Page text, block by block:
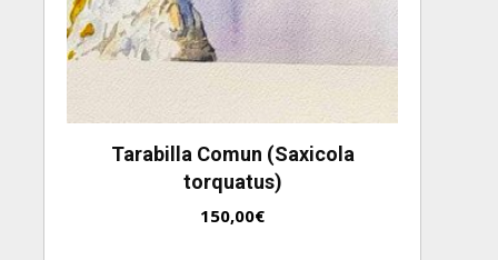
Tarabilla Comun (Saxicola
torquatus)
150,00€